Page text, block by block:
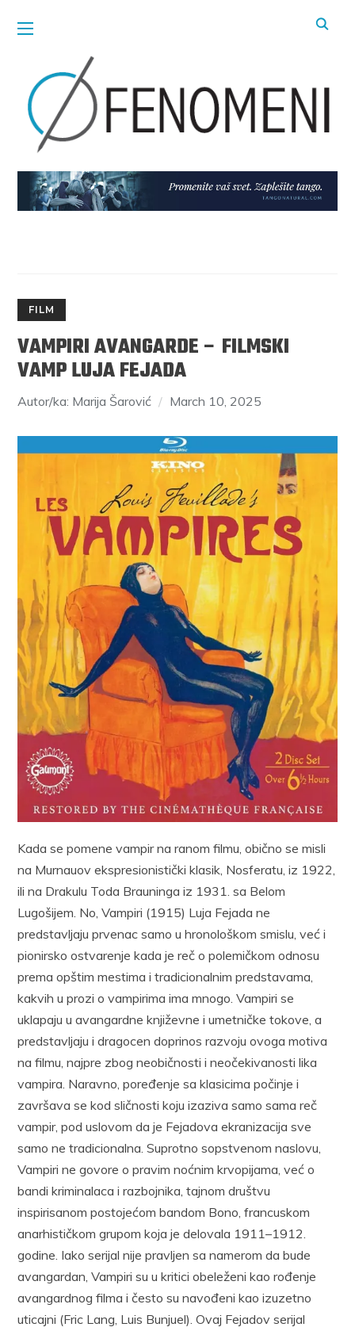
FILM
VAMPIRI AVANGARDE – FILMSKI
VAMP LUJA FEJADA
Autor/ka: Marija Šarović March 10, 2025
Kada se pomene vampir na ranom filmu, obično se misli
na Murnauov ekspresionistički klasik, Nosferatu, iz 1922,
ili na Drakulu Toda Brauninga iz 1931. sa Belom
Lugošijem. No, Vampiri (1915) Luja Fejada ne
predstavljaju prvenac samo u hronološkom smislu, već i
pionirsko ostvarenje kada je reč o polemičkom odnosu
prema opštim mestima i tradicionalnim predstavama,
kakvih u prozi o vampirima ima mnogo. Vampiri se
uklapaju u avangardne književne i umetničke tokove, a
predstavljaju i dragocen doprinos razvoju ovoga motiva
na filmu, najpre zbog neobičnosti i neočekivanosti lika
vampira. Naravno, poređenje sa klasicima počinje i
završava se kod sličnosti koju izaziva samo sama reč
vampir, pod uslovom da je Fejadova ekranizacija sve
samo ne tradicionalna. Suprotno sopstvenom naslovu,
Vampiri ne govore o pravim noćnim krvopijama, već o
bandi kriminalaca i razbojnika, tajnom društvu
inspirisanom postojećom bandom Bono, francuskom
anarhističkom grupom koja je delovala 1911–1912.
godine. Iako serijal nije pravljen sa namerom da bude
avangardan, Vampiri su u kritici obeleženi kao rođenje
avangardnog filma i često su navođeni kao izuzetno
uticajni (Fric Lang, Luis Bunjuel). Ovaj Fejadov serijal